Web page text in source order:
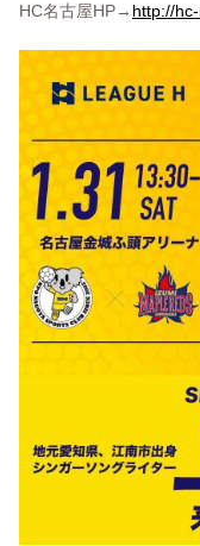
HC名古屋HP→ http://